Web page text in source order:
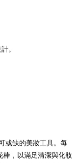
携帯電話認証ウィンド
。
或缺的美妝工具。每
棒，以滿足清潔與化妝